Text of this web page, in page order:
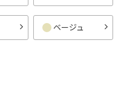
ベージュ